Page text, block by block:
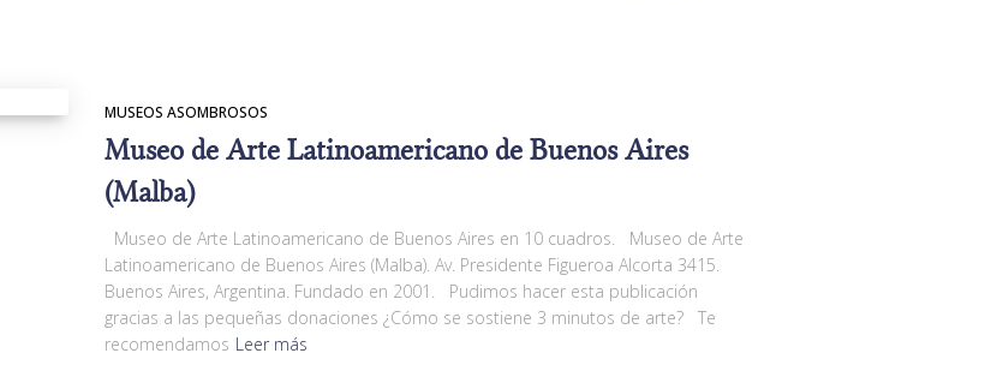
MUSEOS ASOMBROSOS
Museo de Arte Latinoamericano de Buenos Aires
(Malba)
Museo de Arte Latinoamericano de Buenos Aires en 10 cuadros. Museo de Arte
Latinoamericano de Buenos Aires (Malba). Av. Presidente Figueroa Alcorta 3415.
Buenos Aires, Argentina. Fundado en 2001. Pudimos hacer esta publicación
gracias a las pequeñas donaciones ¿Cómo se sostiene 3 minutos de arte? Te
recomendamos Leer más